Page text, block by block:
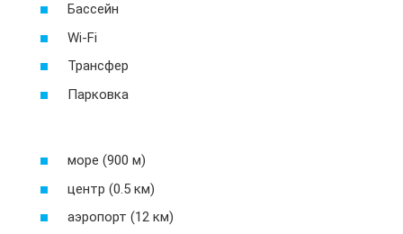
Бассейн
Wi-Fi
Трансфер
Парковка
море (900 м)
центр (0.5 км)
аэропорт (12 км)